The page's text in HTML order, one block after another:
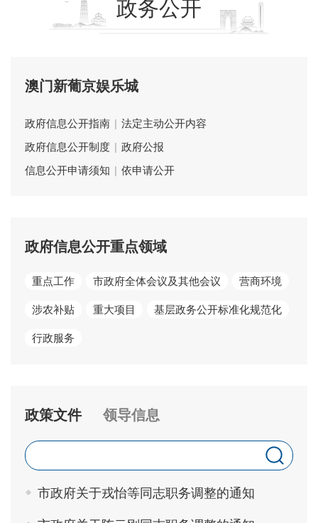
政务公开
澳门新葡京娱乐城
政府信息公开指南 | 法定主动公开内容
政府信息公开制度 | 政府公报
信息公开申请须知 | 依申请公开
政府信息公开重点领域
重点工作 市政府全体会议及其他会议 营商环境
涉农补贴 重大项目 基层政务公开标准化规范化
行政服务
政策文件 领导信息
市政府关于戎怡等同志职务调整的通知